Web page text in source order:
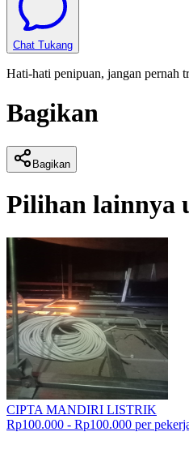
Chat Tukang
Hati-hati penipuan, jangan pernah
Bagikan
Bagikan
Pilihan lainnya
CIPTA MANDIRI LISTRIK
Rp100.000 - Rp100.000 per